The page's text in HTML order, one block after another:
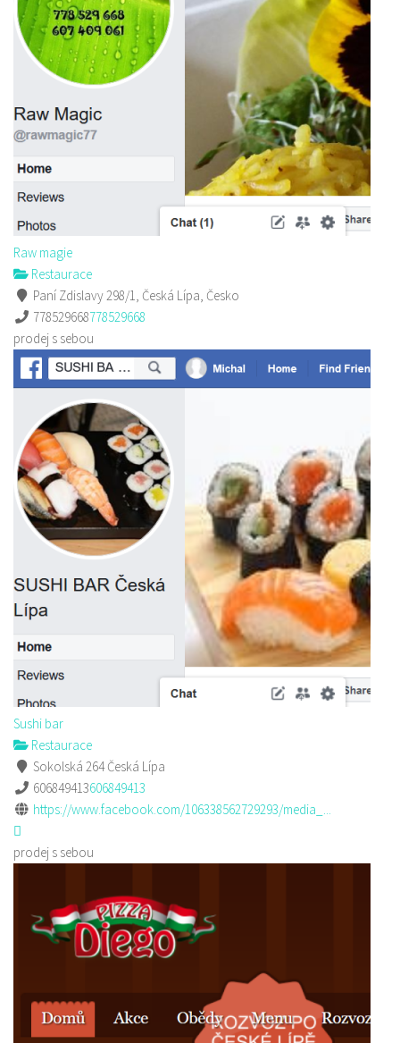
Raw magie
Restaurace
Paní Zdislavy 298/1, Česká Lípa, Česko
778529668778529668
prodej s sebou
Sushi bar
Restaurace
Sokolská 264 Česká Lípa
606849413606849413
https://www.facebook.com/106338562729293/media_...
prodej s sebou